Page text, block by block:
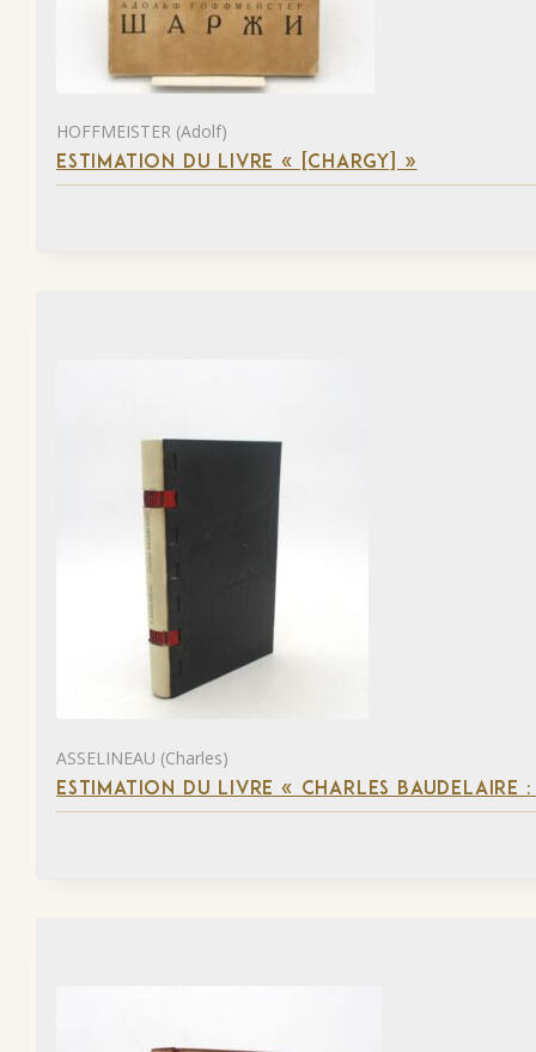
HOFFMEISTER (Adolf)
ESTIMATION DU LIVRE « [CHARGY] »
ASSELINEAU (Charles)
ESTIMATION DU LIVRE « CHARLES BAUDELAIRE